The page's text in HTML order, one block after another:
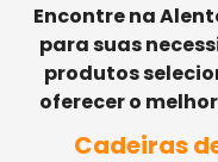
Encontre na
para suas
produtos
oferecer o
Cadeiras